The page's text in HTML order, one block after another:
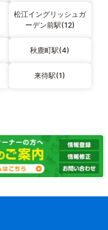
松江イングリッシュガ
ーデン前駅(12)
秋鹿町駅(4)
来待駅(1)